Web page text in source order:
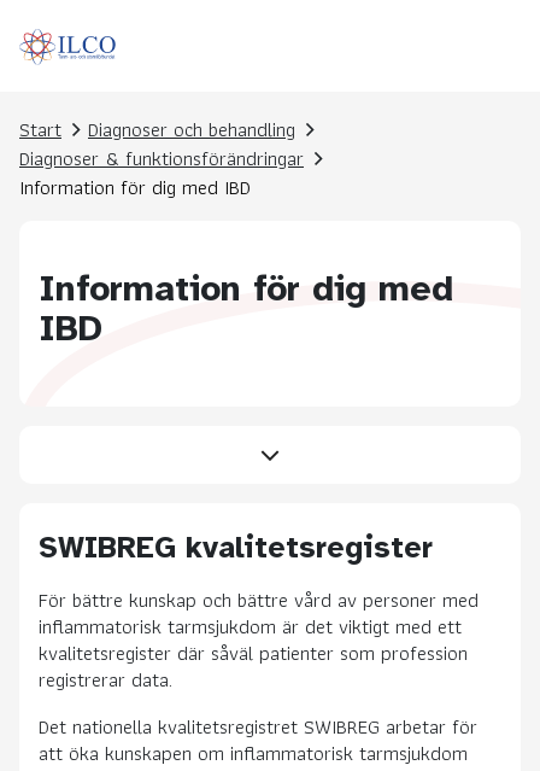
Start
Diagnoser och behandling
Diagnoser & funktionsförändringar
Information för dig med IBD
Information för dig med
IBD
SWIBREG kvalitetsregister
För bättre kunskap och bättre vård av personer med
inflammatorisk tarmsjukdom är det viktigt med ett
kvalitetsregister där såväl patienter som profession
registrerar data.
Det nationella kvalitetsregistret SWIBREG arbetar för
att öka kunskapen om inflammatorisk tarmsjukdom